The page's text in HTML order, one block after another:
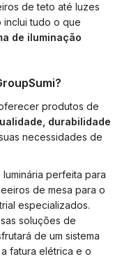
de teto até luzes
inclui tudo o que
de iluminação
produtos de
durabilidade
necessidades de
luminária perfeita para
de mesa para o
especializados.
soluções de
de um sistema
fatura elétrica e o